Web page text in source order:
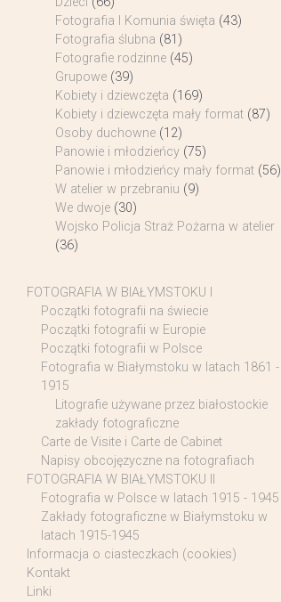
Fotografia I Komunia święta (43)
Fotografia ślubna (81)
Fotografie rodzinne (45)
Grupowe (39)
Kobiety i dziewczęta (169)
Kobiety i dziewczęta mały format (87)
Osoby duchowne (12)
Panowie i młodzieńcy (75)
Panowie i młodzieńcy mały format (56)
W atelier w przebraniu (9)
We dwoje (30)
Wojsko Policja Straż Pożarna w atelier
(36)
FOTOGRAFIA W BIAŁYMSTOKU I
Początki fotografii na świecie
Początki fotografii w Europie
Początki fotografii w Polsce
Fotografia w Białymstoku w latach 1861 -
1915
Litografie używane przez białostockie
zakłady fotograficzne
Carte de Visite i Carte de Cabinet
Napisy obcojęzyczne na fotografiach
FOTOGRAFIA W BIAŁYMSTOKU II
Fotografia w Polsce w latach 1915 - 1945
Zakłady fotograficzne w Białymstoku w
latach 1915-1945
Informacja o ciasteczkach (cookies)
Kontakt
Linki